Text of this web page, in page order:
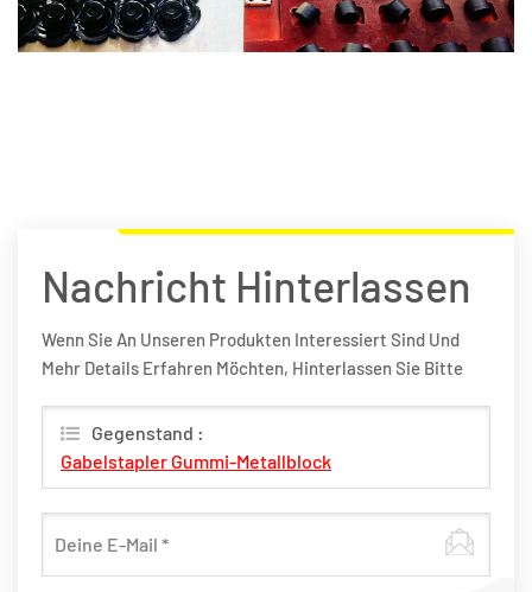
Nachricht Hinterlassen
Wenn Sie An Unseren Produkten Interessiert Sind Und
Mehr Details Erfahren Möchten, Hinterlassen Sie Bitte
Möglich Antworten.
Gegenstand :
Gabelstapler Gummi-Metallblock